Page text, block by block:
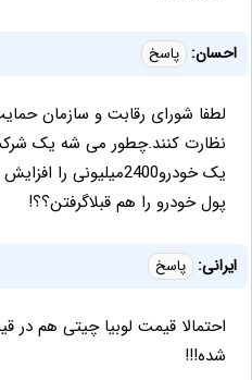
احسان: پاسخ
لطفا شورای رقابت و سازمان
یک
پول خودرو را هم قبلاگرفتن؟؟!
ایرانی: پاسخ
احتمالا قیمت لوبیا چیتی هم
شده!!!